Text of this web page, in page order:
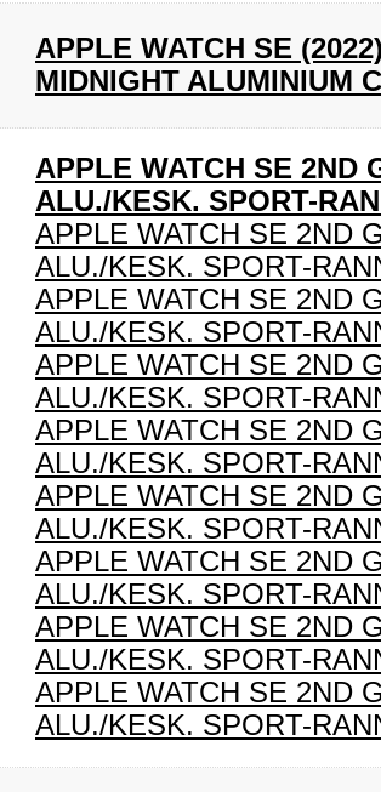
APPLE WATCH SE
MIDNIGHT ALUMINIUM
APPLE WATCH SE 2ND
ALU./KESK. SPORT-
APPLE WATCH SE 2ND
ALU./KESK. SPORT-
APPLE WATCH SE 2ND
ALU./KESK. SPORT-
APPLE WATCH SE 2ND
ALU./KESK. SPORT-
APPLE WATCH SE 2ND
ALU./KESK. SPORT-
APPLE WATCH SE 2ND
ALU./KESK. SPORT-
APPLE WATCH SE 2ND
ALU./KESK. SPORT-
APPLE WATCH SE 2ND
ALU./KESK. SPORT-
APPLE WATCH SE 2ND
ALU./KESK. SPORT-